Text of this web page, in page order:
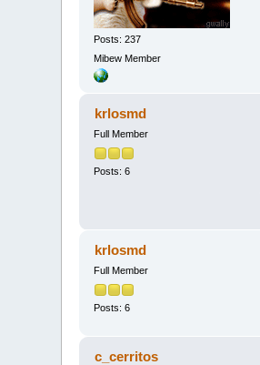
Posts: 237
Mibew Member
krlosmd
Full Member
Posts: 6
krlosmd
Full Member
Posts: 6
c_cerritos